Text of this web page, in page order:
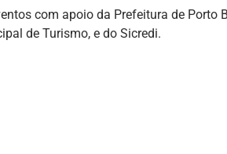
com apoio da Prefeitura de Porto
de Turismo, e do Sicredi.